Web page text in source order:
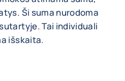
Ši suma nurodoma
Tai individuali
išskaita.